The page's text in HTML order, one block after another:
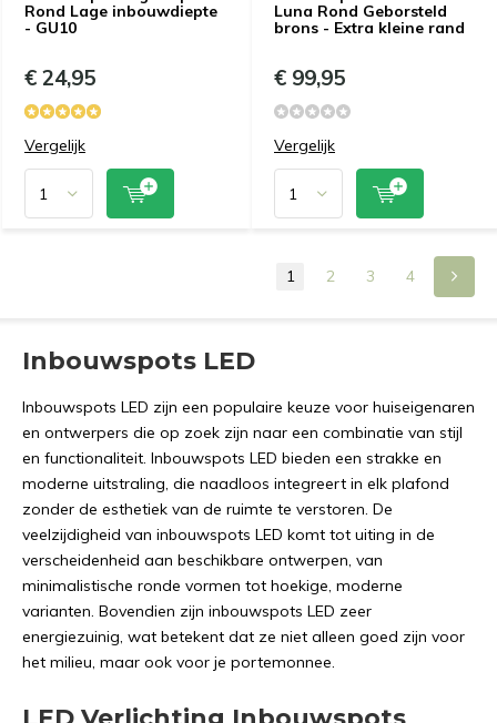
Rond Lage inbouwdiepte
- GU10
€ 24,95
Vergelijk
Luna Rond Geborsteld
brons - Extra kleine rand
€ 99,95
Vergelijk
1 2 3 4
Inbouwspots LED
Inbouwspots LED zijn een populaire keuze voor huiseigenaren
en ontwerpers die op zoek zijn naar een combinatie van stijl
en functionaliteit. Inbouwspots LED bieden een strakke en
moderne uitstraling, die naadloos integreert in elk plafond
zonder de esthetiek van de ruimte te verstoren. De
veelzijdigheid van inbouwspots LED komt tot uiting in de
verscheidenheid aan beschikbare ontwerpen, van
minimalistische ronde vormen tot hoekige, moderne
varianten. Bovendien zijn inbouwspots LED zeer
energiezuinig, wat betekent dat ze niet alleen goed zijn voor
het milieu, maar ook voor je portemonnee.